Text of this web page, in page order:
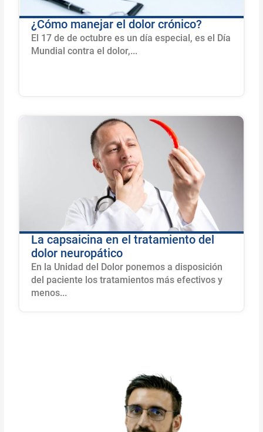
¿Cómo manejar el dolor crónico?
El 17 de de octubre es un día especial, es el Día
Mundial contra el dolor,...
La capsaicina en el tratamiento del
dolor neuropático
En la Unidad del Dolor ponemos a disposición
del paciente los tratamientos más efectivos y
menos...